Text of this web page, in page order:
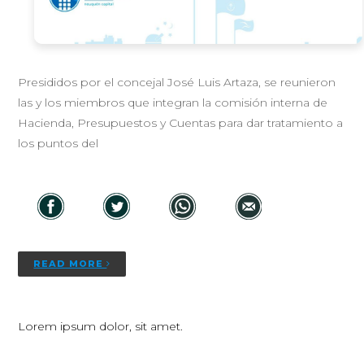
Presididos por el concejal José Luis Artaza, se reunieron
las y los miembros que integran la comisión interna de
Hacienda, Presupuestos y Cuentas para dar tratamiento a
los puntos del
READ MORE
Lorem ipsum dolor, sit amet.